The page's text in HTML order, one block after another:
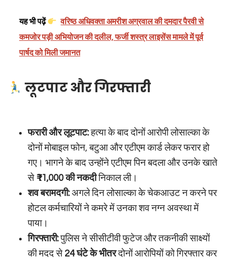
यह भी पढ़ें
वरिष्ठ अधिवक्ता अमरीश अग्रवाल की दमदार पैरवी से
कमजोर पड़ी अभियोजन की दलील, फर्जी शस्त्र लाइसेंस मामले में पूर्व
पार्षद को मिली जमानत
लूटपाट और गिरफ्तारी
फरारी और लूटपाट:हत्या के बाद दोनों आरोपी लोसाल्का के
दोनों मोबाइल फोन, बटुआ और एटीएम कार्ड लेकर फरार हो
गए। भागने के बाद उन्होंने एटीएम पिन बदला और उनके खाते
से ₹11,000 की नकदीनिकाल ली।
शव बरामदगी: अगले दिन लोसाल्का के चेकआउट न करने पर
होटल कर्मचारियों ने कमरे में उनका शव नग्न अवस्था में
पाया।
गिरफ्तारी:पुलिस ने सीसीटीवी फुटेज और तकनीकी साक्ष्यों
की मदद से 24 घंटे के भीतरदोनों आरोपियों को गिरफ्तार कर